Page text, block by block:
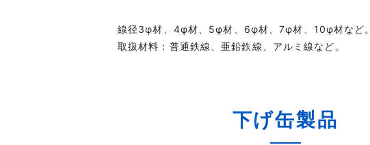
線径3φ材、4φ材、5φ材、6φ材、7φ材、10φ材など。
取扱材料：普通鉄線、亜鉛鉄線、アルミ線など。
下げ缶製品